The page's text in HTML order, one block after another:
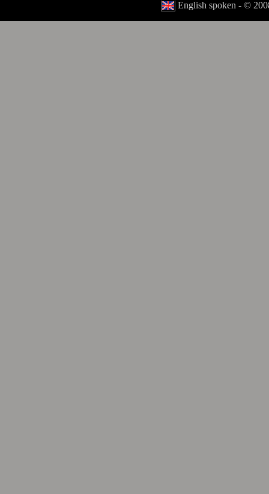
English spoken - ©